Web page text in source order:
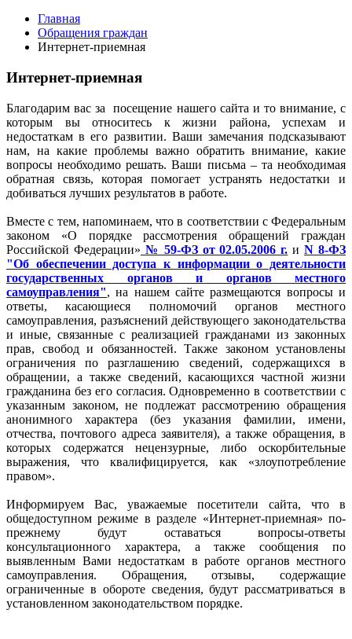
Главная
Обращения граждан
Интернет-приемная
Интернет-приемная
Благодарим вас за посещение нашего сайта и то внимание, с
которым вы относитесь к жизни района, успехам и
недостаткам в его развитии. Ваши замечания подсказывают
нам, на какие проблемы важно обратить внимание, какие
вопросы необходимо решать. Ваши письма – та необходимая
обратная связь, которая помогает устранять недостатки и
добиваться лучших результатов в работе.
Вместе с тем, напоминаем, что в соответствии с Федеральным
законом «О порядке рассмотрения обращений граждан
Российской Федерации» № 59-ФЗ от 02.05.2006 г. иN 8-ФЗ
"Об обеспечении доступа к информации о деятельности
государственных органов и органов местного
самоуправления", на нашем сайте размещаются вопросы и
ответы, касающиеся полномочий органов местного
самоуправления, разъяснений действующего законодательства
и иные, связанные с реализацией гражданами из законных
прав, свобод и обязанностей. Также законом установлены
ограничения по разглашению сведений, содержащихся в
обращении, а также сведений, касающихся частной жизни
гражданина без его согласия. Одновременно в соответствии с
указанным законом, не подлежат рассмотрению обращения
анонимного характера (без указания фамилии, имени,
отчества, почтового адреса заявителя), а также обращения, в
которых содержатся нецензурные, либо оскорбительные
выражения, что квалифицируется, как «злоупотребление
правом».
Информируем Вас, уважаемые посетители сайта, что в
общедоступном режиме в разделе «Интернет-приемная» по-
прежнему будут оставаться вопросы-ответы
консультационного характера, а также сообщения по
выявленным Вами недостаткам в работе органов местного
самоуправления. Обращения, отзывы, содержащие
ограниченные в обороте сведения, будут рассматриваться в
установленном законодательством порядке.